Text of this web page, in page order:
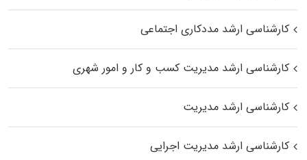
کارشناسی ارشد مددکاری اجتماعی
کارشناسی ارشد مدیریت کسب و کار و امور شهری
کارشناسی ارشد مدیریت
کارشناسی ارشد مدیریت اجرایی